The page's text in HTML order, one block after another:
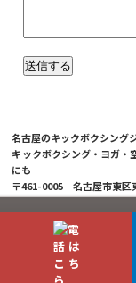
名古屋のキックボクシン
キックボクシング・ヨガ
にも
〒461-0005 名古屋市東
©